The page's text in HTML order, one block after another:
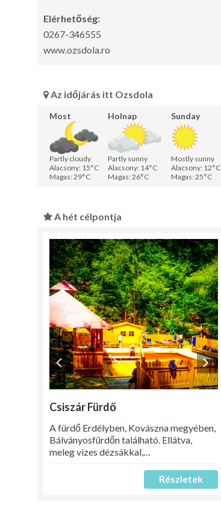
Elérhetőség:
0267-346555
www.ozsdola.ro
Az időjárás itt Ozsdola
Most Holnap Sunday
Partly cloudy Partly sunny
Mostly sunny
Alacsony: 15°C
Alacsony: 14°C
Alacsony: 12°C
Magas: 29°C
Magas: 26°C Magas: 25°C
A hét célpontja
Csiszár Fürdő
A fürdő Erdélyben, Kovászna megyében,
Bálványosfürdőn található. Ellátva,
meleg vizes dézsákkal,…
Részletek